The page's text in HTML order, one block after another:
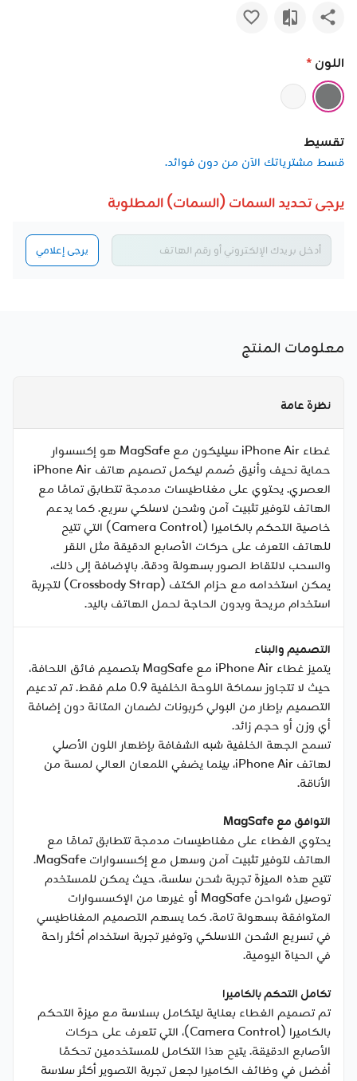
اللون *
تقسيط
قسط مشترياتك الآن من دون فوائد.
يرجى تحديد السمات (السمات) المطلوبة
يرجى إعلامي
معلومات المنتج
نظرة عامة
غطاء iPhone Air سيليكون مع MagSafe هو إكسسوار
حماية نحيف وأنيق صُمم ليكمل تصميم هاتف iPhone Air
العصري. يحتوي على مغناطيسات مدمجة تتطابق تمامًا مع
الهاتف لتوفير تثبيت آمن وشحن لاسلكي سريع. كما يدعم
خاصية التحكم بالكاميرا (Camera Control) التي تتيح
للهاتف التعرف على حركات الأصابع الدقيقة مثل النقر
والسحب لالتقاط الصور بسهولة ودقة. بالإضافة إلى ذلك،
يمكن استخدامه مع حزام الكتف (Crossbody Strap) لتجربة
استخدام مريحة وبدون الحاجة لحمل الهاتف باليد.
التصميم والبناء
يتميز غطاء iPhone Air مع MagSafe بتصميم فائق النحافة،
حيث لا تتجاوز سماكة اللوحة الخلفية 0.9 ملم فقط. تم تدعيم
التصميم بإطار من البولي كربونات لضمان المتانة دون إضافة
أي وزن أو حجم زائد.
تسمح الجهة الخلفية شبه الشفافة بإظهار اللون الأصلي
لهاتف iPhone Air، بينما يضفي اللمعان العالي لمسة من
الأناقة.
التوافق مع MagSafe
يحتوي الغطاء على مغناطيسات مدمجة تتطابق تمامًا مع
الهاتف لتوفير تثبيت آمن وسهل مع إكسسوارات MagSafe.
تتيح هذه الميزة تجربة شحن سلسة، حيث يمكن للمستخدم
توصيل شواحن MagSafe أو غيرها من الإكسسوارات
المتوافقة بسهولة تامة. كما يسهم التصميم المغناطيسي
في تسريع الشحن اللاسلكي وتوفير تجربة استخدام أكثر راحة
في الحياة اليومية.
تكامل التحكم بالكاميرا
تم تصميم الغطاء بعناية ليتكامل بسلاسة مع ميزة التحكم
بالكاميرا (Camera Control)، التي تتعرف على حركات
الأصابع الدقيقة. يتيح هذا التكامل للمستخدمين تحكمًا
أفضل في وظائف الكاميرا لجعل تجربة التصوير أكثر سلاسة